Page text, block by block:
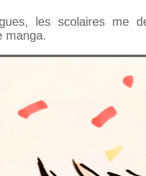
les scolaires me
manga.